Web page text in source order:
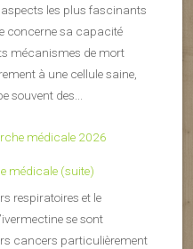
aspects les plus fascinants
concerne sa capacité
mécanismes de mort
à une cellule saine,
souvent des...
médicale (suite)
respiratoires et le
se sont
cancers particulièrement